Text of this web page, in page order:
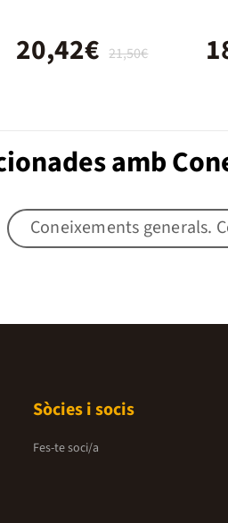
21,50€
20,42€
amb
Coneixements generals.
Sòcies i socis
Fes-te soci/a